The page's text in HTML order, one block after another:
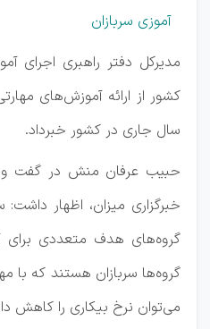
آموزی سربازان
مدیرکل دفتر راهبری اجرای
سال جاری در کشور خبرداد.
حبیب عرفان منش در گفت و
خبرگزاری میزان، اظهار
گروه‌های هدف متعددی برای
گروه‌ها سربازان هستند که با
می‌توان نرخ بیکاری را کاهش